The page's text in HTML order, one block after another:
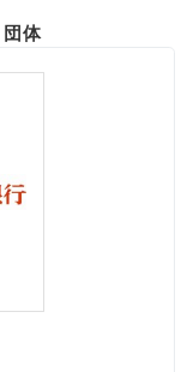
団体